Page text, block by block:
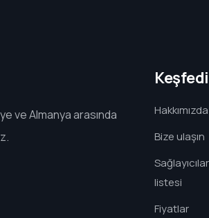
ve Almanya arasında
Hakkımızda
Bize ulaşın
listesi
Fiyatlar